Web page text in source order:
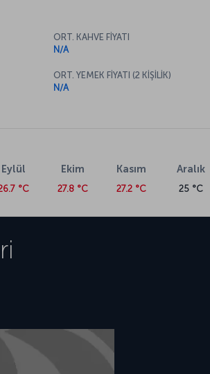
ORT. KAHVE FİYATI
N/A
ORT. YEMEK FİYATI (2 KİŞİLİK)
N/A
Eylül
°C
Ekim
27.8 °C
Kasım
27.2 °C
Aralık
25 °C